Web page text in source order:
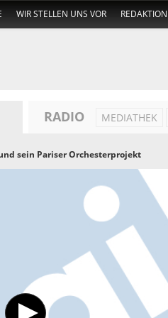
WIR STELLEN UNS VOR REDAKTION
RADIO MEDIATHEK
sein Pariser Orchesterprojekt